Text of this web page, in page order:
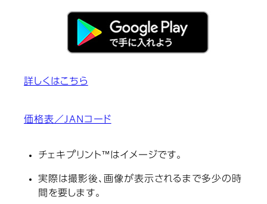
詳しくはこちら
価格表／JANコード
チェキプリント™はイメージです。
実際は撮影後、画像が表示されるまで多少の時
間を要します。